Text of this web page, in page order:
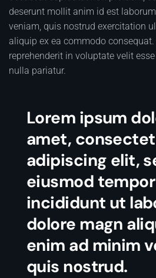
deserunt mollit anim id est
veniam, quis nostrud exercitation
aliquip ex ea commodo
reprehenderit in voluptate velit
nulla pariatur.
Lorem ipsum
amet,
adipiscing elit,
eiusmod tempor
incididunt ut
dolore magn
enim ad minim
quis nostrud.